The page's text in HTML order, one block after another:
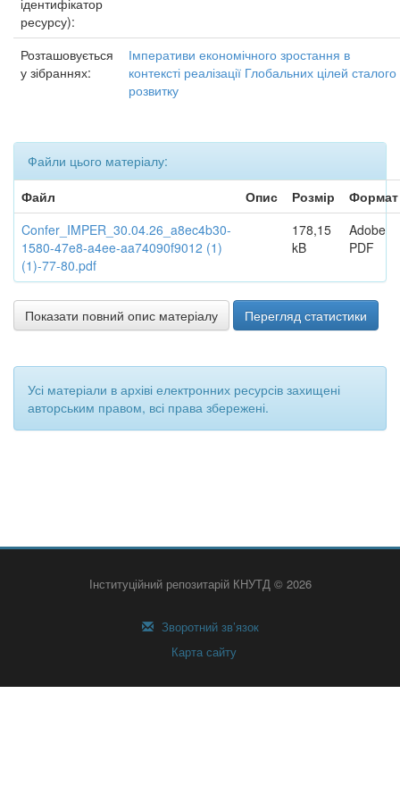
ідентифікатор
ресурсу):
Розташовується
у зібраннях:
Імперативи економічного зростання в
контексті реалізації Глобальних цілей сталого
розвитку
Файли цього матеріалу:
Файл
Опис Розмір
Формат
Confer_IMPER_30.04.26_a8ec4b30-
1580-47e8-a4ee-aa74090f9012 (1)
(1)-77-80.pdf
178,15
kB
Adobe
PDF
Показати повний опис матеріалу Перегляд статистики
Усі матеріали в архіві електронних ресурсів захищені
авторським правом, всі права збережені.
Інституційний репозитарій КНУТД © 2026
Зворотний зв’язок
Карта сайту